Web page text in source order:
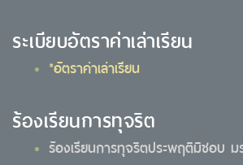
ระเบียบอัตราค่าเล่าเรียน
*อัตราค่าเล่าเรียน
ร้องเรียนการทุจริต
ร้องเรียนการทุจริตประพฤติมิชอบ ม